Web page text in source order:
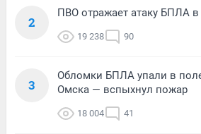
2
ПВО отражает атаку БПЛА
19 238 90
3
Обломки БПЛА упали в
Омска — вспыхнул пожар
18 004 41